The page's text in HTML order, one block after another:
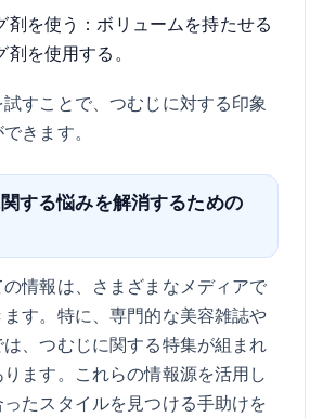
剤を使う：ボリュームを持たせる
を使用する。
すことで、つむじに対する印象
きます。
する悩みを解消するための
情報は、さまざまなメディアで
す。特に、専門的な美容雑誌や
、つむじに関する特集が組まれ
ます。これらの情報源を活用し
たスタイルを見つける手助けを